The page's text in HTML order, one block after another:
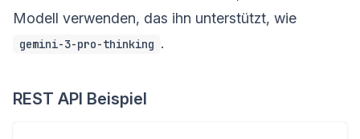
Modell verwenden, das ihn unterstützt, wie
gemini-3-pro-thinking .
REST API Beispiel